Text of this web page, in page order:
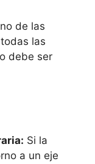
de las
las
debe ser
Si la
a un eje